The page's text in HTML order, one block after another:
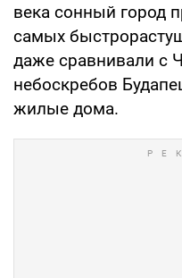
века сонный город
самых
даже сравнивали с
небоскребов
жилые дома.